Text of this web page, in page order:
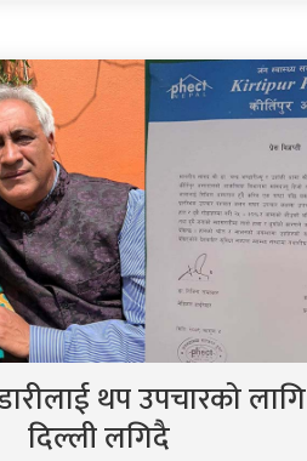
थप उपचारको लागि
दिल्ली लगिदै